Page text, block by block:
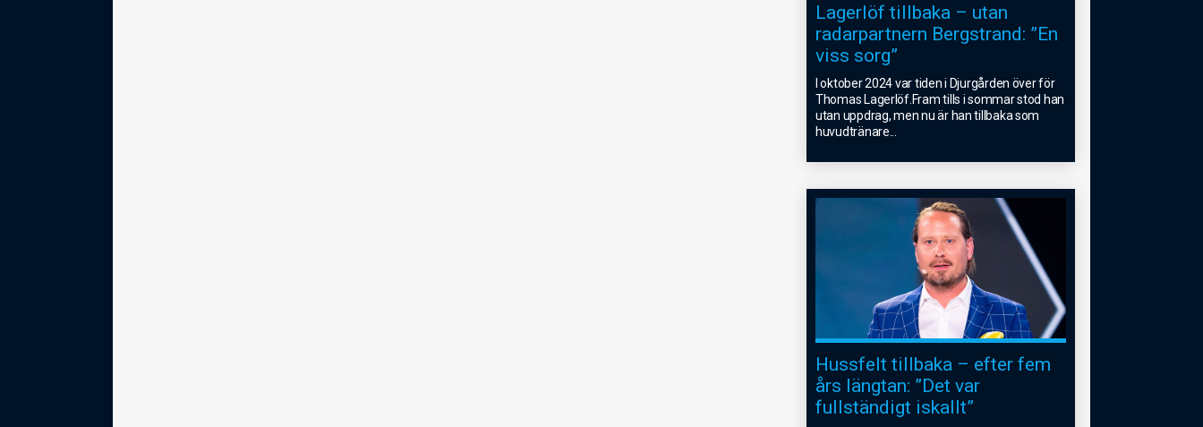
Lagerlöf tillbaka – utan
radarpartnern Bergstrand: ”En
viss sorg”
I oktober 2024 var tiden i Djurgården över för
Thomas Lagerlöf.Fram tills i sommar stod han
utan uppdrag, men nu är han tillbaka som
huvudtränare
Hussfelt tillbaka – efter fem
års längtan: ”Det var
fullständigt iskallt”